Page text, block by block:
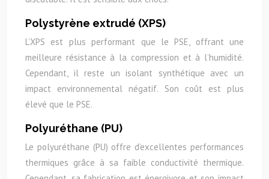
Polystyrène extrudé (XPS)
L’XPS est plus performant que le PSE, offrant une
meilleure résistance à la compression et à l’humidité.
Cependant, il reste un isolant synthétique avec un
impact environnemental négatif. Son coût est plus
élevé que le PSE.
Polyuréthane (PU)
Le polyuréthane (PU) offre d’excellentes performances
thermiques grâce à sa faible conductivité thermique.